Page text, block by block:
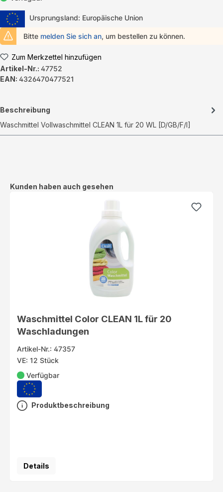
Ursprungsland: Europäische Union
Bitte melden Sie sich an, um bestellen zu können.
Zum Merkzettel hinzufügen
Artikel-Nr.: 47752
EAN: 4326470477521
Beschreibung
Waschmittel Vollwaschmittel CLEAN 1L für 20 WL [D/GB/F/I]
Produktgalerie überspringen
Kunden haben auch gesehen
Waschmittel Color CLEAN 1L für 20
Waschladungen
Artikel-Nr.: 47357
VE: 12 Stück
Verfügbar
Produktbeschreibung
Details